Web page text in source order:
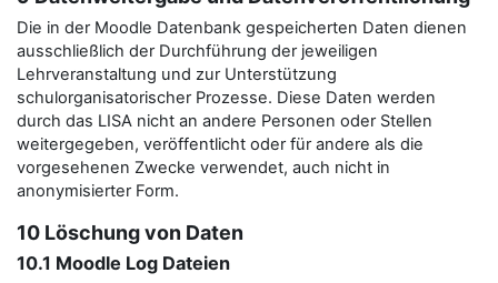
Die in der Moodle Datenbank gespeicherten Daten dienen
ausschließlich der Durchführung der jeweiligen
Lehrveranstaltung und zur Unterstützung
schulorganisatorischer Prozesse. Diese Daten werden
durch das LISA nicht an andere Personen oder Stellen
weitergegeben, veröffentlicht oder für andere als die
vorgesehenen Zwecke verwendet, auch nicht in
anonymisierter Form.
10 Löschung von Daten
10.1 Moodle Log Dateien